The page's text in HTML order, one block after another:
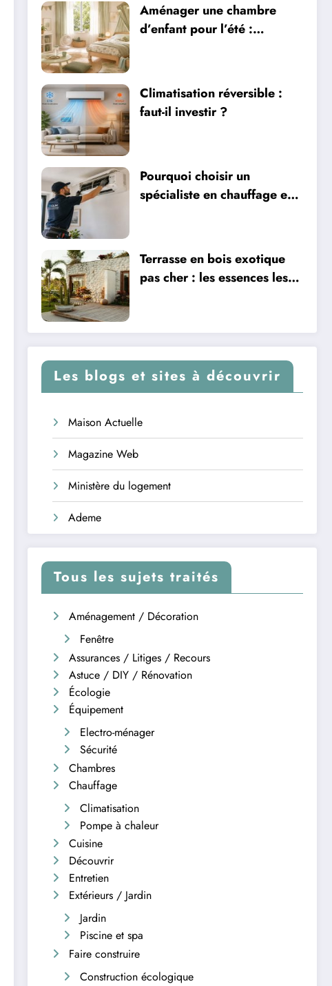
Aménager une chambre
d’enfant pour l’été :
Climatisation réversible :
faut-il investir ?
Pourquoi choisir un
spécialiste en chauffage et
Terrasse en bois exotique
pas cher : les essences les
Les blogs et sites à découvrir
Maison Actuelle
Magazine Web
Ministère du logement
Ademe
Tous les sujets traités
Aménagement / Décoration
Fenêtre
Assurances / Litiges / Recours
Astuce / DIY / Rénovation
Écologie
Équipement
Electro-ménager
Sécurité
Chambres
Chauffage
Climatisation
Pompe à chaleur
Cuisine
Découvrir
Entretien
Extérieurs / Jardin
Jardin
Piscine et spa
Faire construire
Construction écologique